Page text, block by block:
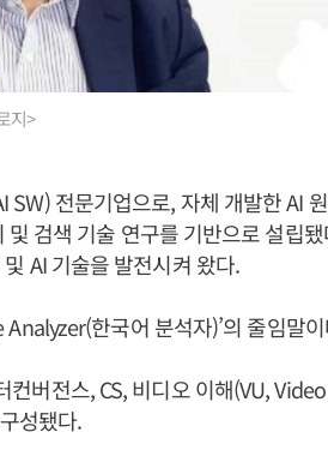
지>
전문기업으로, 자체 개발한 AI
검색 기술 연구를 기반으로 설립
AI 기술을 발전시켜 왔다.
한국어 분석자)’의 줄임말
컨버전스, CS, 비디오 이해(VU,
성됐다.